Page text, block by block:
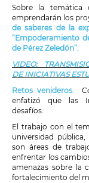
Sobre la temática
emprendarán los
de saberes de la
“Empoderamiento
de Pérez Zeledón”.
VIDEO:
DE INICIATIVAS
Retos venideros.
enfatizó que las
desafíos.
El trabajo con el
universidad
son áreas de
enfrentar los
amenazas sobre la
fortalecimiento del